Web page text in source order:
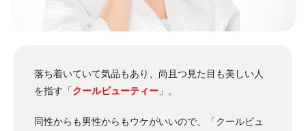
落ち着いていて気品もあり、尚且つ見た目も美しい人
を指す「クールビューティー 」。
同性からも男性からもウケがいいので、「クールビュ